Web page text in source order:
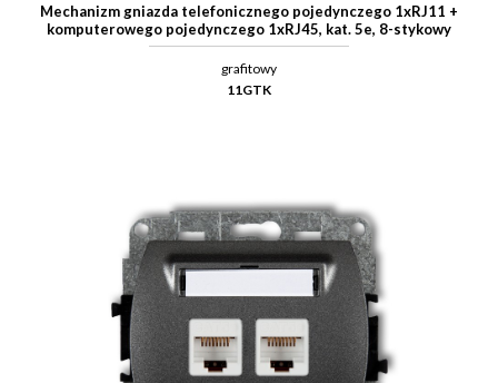
Mechanizm gniazda telefonicznego pojedynczego 1xRJ11 +
komputerowego pojedynczego 1xRJ45, kat. 5e, 8-stykowy
grafitowy
11GTK